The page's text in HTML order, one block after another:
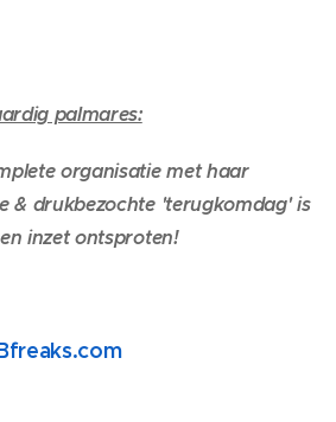
palmares:
organisatie met haar
& drukbezochte 'terugkomdag' is
inzet ontsproten!